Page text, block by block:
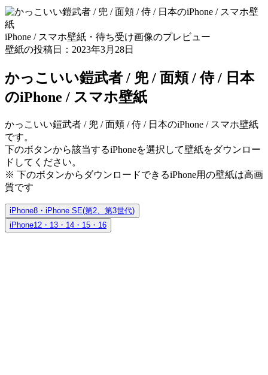
iPhone / スマホ壁紙・待ち受け画像のプレビュー
壁紙の投稿日：2023年3月28日
かっこいい鎧武者 / 兜 / 面頬 / 侍 / 日本
のiPhone / スマホ壁紙
かっこいい鎧武者 / 兜 / 面頬 / 侍 / 日本のiPhone / スマホ壁紙
です。
下のボタンから該当するiPhoneを選択して壁紙をダウンロー
ドしてください。
※ 下のボタンからダウンロードできるiPhone用の壁紙は高画
質です
iPhone8・iPhone SE(第2、第3世代)
iPhone12・13・14・15・16